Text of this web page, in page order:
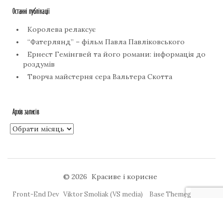
Останні публікації
Королева релаксує
“Фатерлянд” – фільм Павла Павліковського
Ернест Гемінгвей та його романи: інформація до
роздумів
Творча майстерня сера Вальтера Скотта
Архів записів
Архів
© 2026 Красиве і корисне
Front-End Dev Viktor Smoliak (VS media) Base Themegraphy